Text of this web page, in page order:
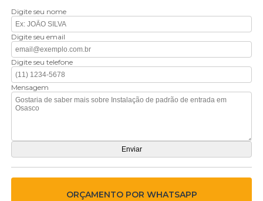
Digite seu nome
Digite seu email
Digite seu telefone
Mensagem
ORÇAMENTO POR WHATSAPP